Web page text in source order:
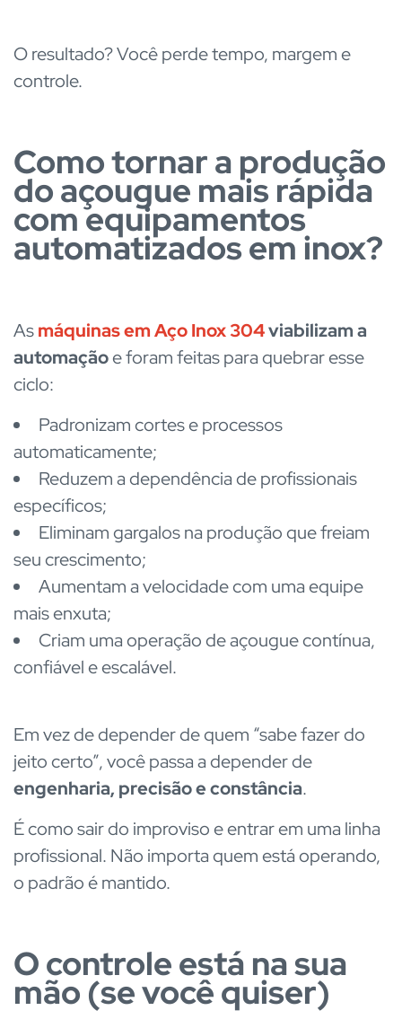
O resultado? Você perde tempo, margem e
controle.
Como tornar a produção
do açougue mais rápida
com equipamentos
automatizados em inox?
Asmáquinas em Aço Inox 304viabilizam a
automaçãoe foram feitas para quebrar esse
ciclo:
Padronizam cortes e processos
automaticamente;
Reduzem a dependência de profissionais
específicos;
Eliminam gargalos na produção que freiam
seu crescimento;
Aumentam a velocidade com uma equipe
mais enxuta;
Criam uma operação de açougue contínua,
confiável e escalável.
Em vez de depender de quem “sabe fazer do
jeito certo”, você passa a depender de
engenharia, precisão e constância.
É como sair do improviso e entrar em uma linha
profissional. Não importa quem está operando,
o padrão é mantido.
O controle está na sua
mão (se você quiser)